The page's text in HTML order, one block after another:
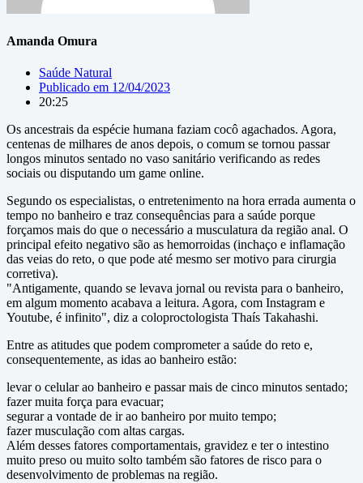
Amanda Omura
Saúde Natural
Publicado em 12/04/2023
20:25
Os ancestrais da espécie humana faziam cocô agachados. Agora,
centenas de milhares de anos depois, o comum se tornou passar
longos minutos sentado no vaso sanitário verificando as redes
sociais ou disputando um game online.
Segundo os especialistas, o entretenimento na hora errada aumenta o
tempo no banheiro e traz consequências para a saúde porque
forçamos mais do que o necessário a musculatura da região anal. O
principal efeito negativo são as hemorroidas (inchaço e inflamação
das veias do reto, o que pode até mesmo ser motivo para cirurgia
corretiva).
"Antigamente, quando se levava jornal ou revista para o banheiro,
em algum momento acabava a leitura. Agora, com Instagram e
Youtube, é infinito", diz a coloproctologista Thaís Takahashi.
Entre as atitudes que podem comprometer a saúde do reto e,
consequentemente, as idas ao banheiro estão:
levar o celular ao banheiro e passar mais de cinco minutos sentado;
fazer muita força para evacuar;
segurar a vontade de ir ao banheiro por muito tempo;
fazer musculação com altas cargas.
Além desses fatores comportamentais, gravidez e ter o intestino
muito preso ou muito solto também são fatores de risco para o
desenvolvimento de problemas na região.